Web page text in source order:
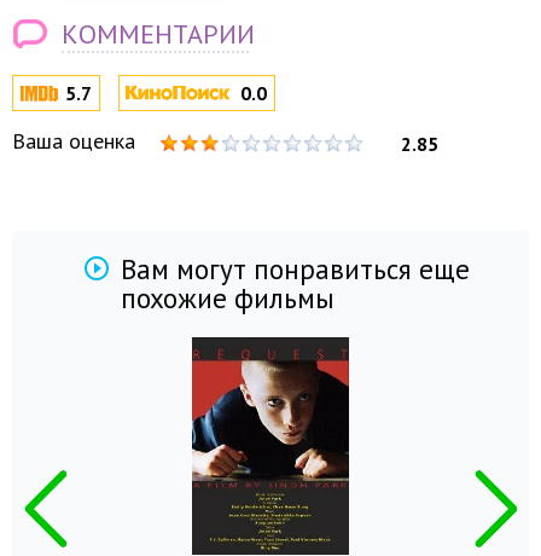
5.7 0.0
Ваша оценка 2.85
КОММЕНТАРИИ
Вам могут понравиться еще
похожие фильмы